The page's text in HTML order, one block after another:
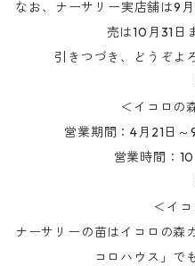
なお、ナーサリー実店舗は9
売は10月31日
引きつづき、どうぞよ
＜イコロの
営業期間：4月21日～
営業時間：
＜イ
ナーサリーの苗はイコロの森
コロハウス」で